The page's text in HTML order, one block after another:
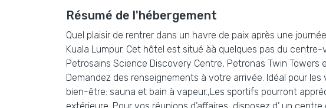
Résumé de l'hébergement
Quel plaisir de rentrer dans un havre de paix après une
Kuala Lumpur. Cet hôtel est situé àà quelques pas du
Petrosains Science Discovery Centre, Petronas Twin Towers
Demandez des renseignements à votre arrivée. Idéal pour
bien-être: sauna et bain à vapeur.,Les sportifs pourront